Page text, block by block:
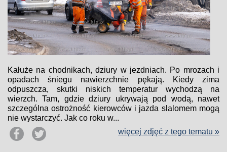
Kałuże na chodnikach, dziury w jezdniach. Po mrozach i
opadach śniegu nawierzchnie pękają. Kiedy zima
odpuszcza, skutki niskich temperatur wychodzą na
wierzch. Tam, gdzie dziury ukrywają pod wodą, nawet
szczególna ostrożność kierowców i jazda slalomem mogą
nie wystarczyć. Jak co roku w...
więcej zdjęć z tego tematu »